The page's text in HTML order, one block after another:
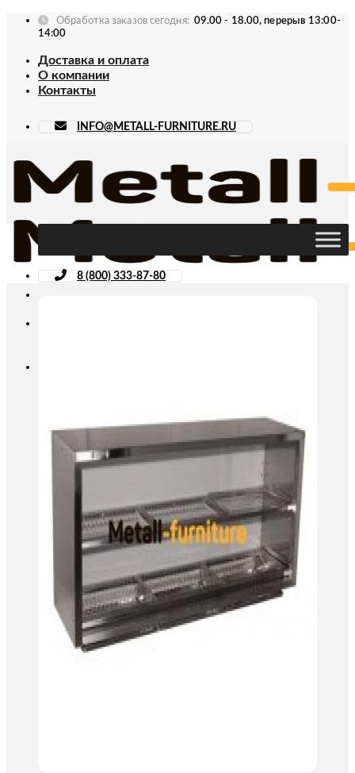
Skip
Обработка заказов сегодня: 09.00 - 18.00, перерыв 13:00-
14:00
Доставка и оплата
О компании
Контакты
INFO@METALL-FURNITURE.RU
8 (800) 333-87-80